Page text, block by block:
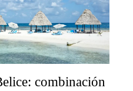
combinación